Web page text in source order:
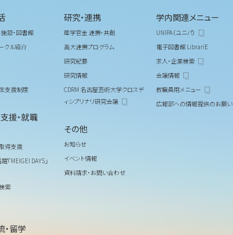
施設・図書館
クル紹介
支援制度
援・就職
得支援
「MEIGEI DAYS」
索
・留学
研究・連携
産学官金 連携・共創
高大連携プログラム
研究紀要
研究情報
CDRM 名古屋芸術大学クロスデ
ィシプリナリ研究会議
その他
お知らせ
イベント情報
資料請求・お問い合わせ
学内関連メニュー
UNIPA（ユニパ）
電子図書館 LibrariE
求人・企業検索
会議情報
教職員用メニュー
広報部への情報提供のお願い